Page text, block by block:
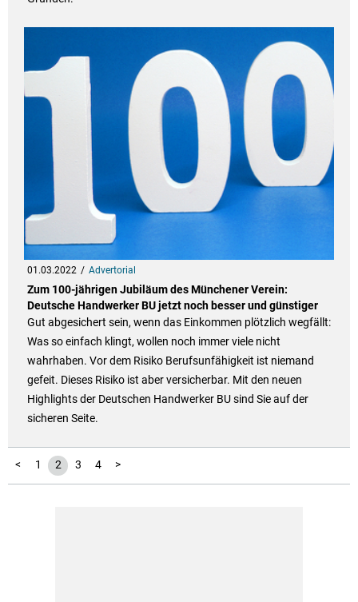
01.03.2022 Advertorial
Zum 100-jährigen Jubiläum des Münchener Verein:
Deutsche Handwerker BU jetzt noch besser und günstiger
Gut abgesichert sein, wenn das Einkommen plötzlich wegfällt:
Was so einfach klingt, wollen noch immer viele nicht
wahrhaben. Vor dem Risiko Berufsunfähigkeit ist niemand
gefeit. Dieses Risiko ist aber versicherbar. Mit den neuen
Highlights der Deutschen Handwerker BU sind Sie auf der
sicheren Seite.
< 1 2 3 4 >